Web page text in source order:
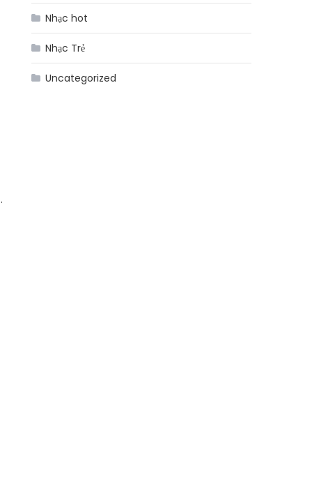
Nhạc hot
Nhạc Trẻ
Uncategorized